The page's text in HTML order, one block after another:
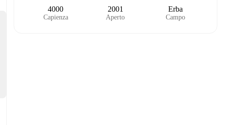
4000
Capienza
2001
Aperto
Erba
Campo